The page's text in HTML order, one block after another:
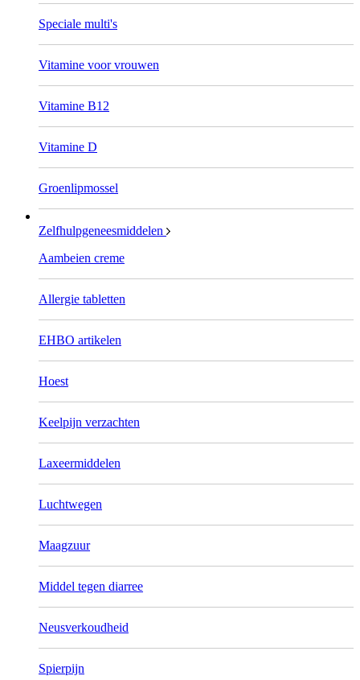
Speciale multi's
Vitamine voor vrouwen
Vitamine B12
Vitamine D
Groenlipmossel
Zelfhulpgeneesmiddelen
Aambeien creme
Allergie tabletten
EHBO artikelen
Hoest
Keelpijn verzachten
Laxeermiddelen
Luchtwegen
Maagzuur
Middel tegen diarree
Neusverkoudheid
Spierpijn